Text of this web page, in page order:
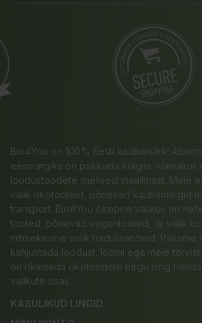
Bio4You on 100% Eesti kaubamärk!
eesmärgiks on pakkuda kõigile võimalust
loodustoodete imelisest maailmast. Meie
valik ökotooteid, põnevad kaubamärgid
transport. Bio4You ökopoe valikus on
tooted, põnevad vegantooted, lai valik
mitmekesine valik toidulisandeid. Pakume
kahjustada loodust, loomi ega meie
on rikastada ökotoodete turgu ning
valikute osas.
KASULIKUD LINGID